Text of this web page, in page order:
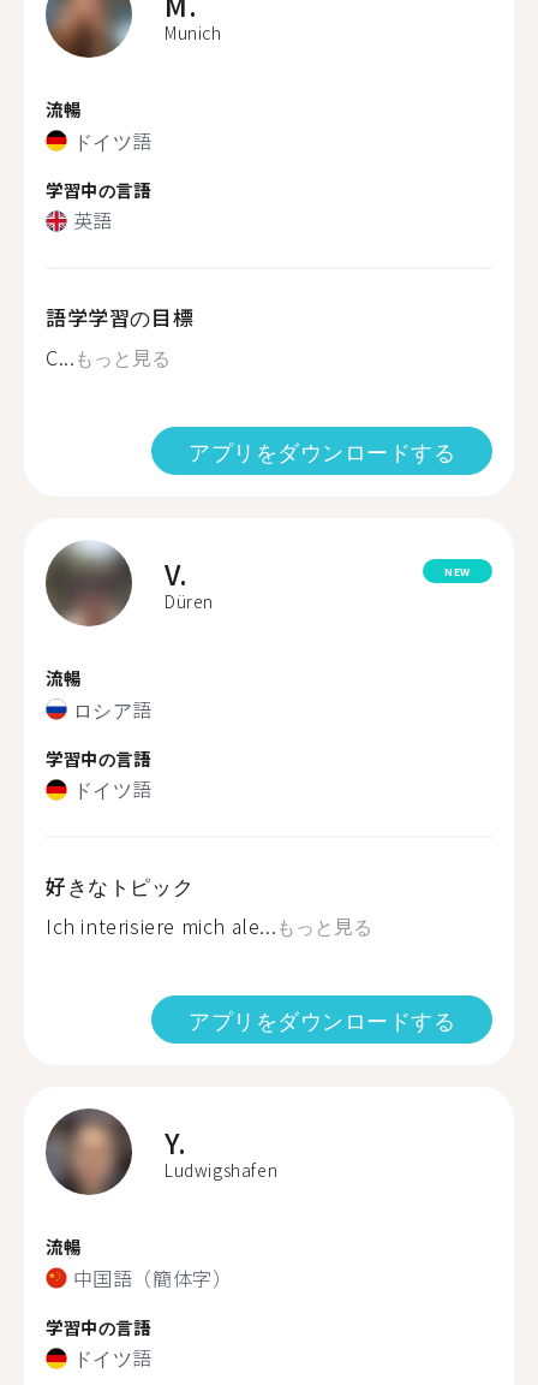
Munich
流暢
ドイツ語
学習中の言語
英語
語学学習の目標
C...もっと見る
アプリをダウンロードする
V.
Düren
NEW
流暢
ロシア語
学習中の言語
ドイツ語
好きなトピック
Ich interisiere mich ale...もっと見る
アプリをダウンロードする
Y.
Ludwigshafen
流暢
中国語（簡体字）
学習中の言語
ドイツ語